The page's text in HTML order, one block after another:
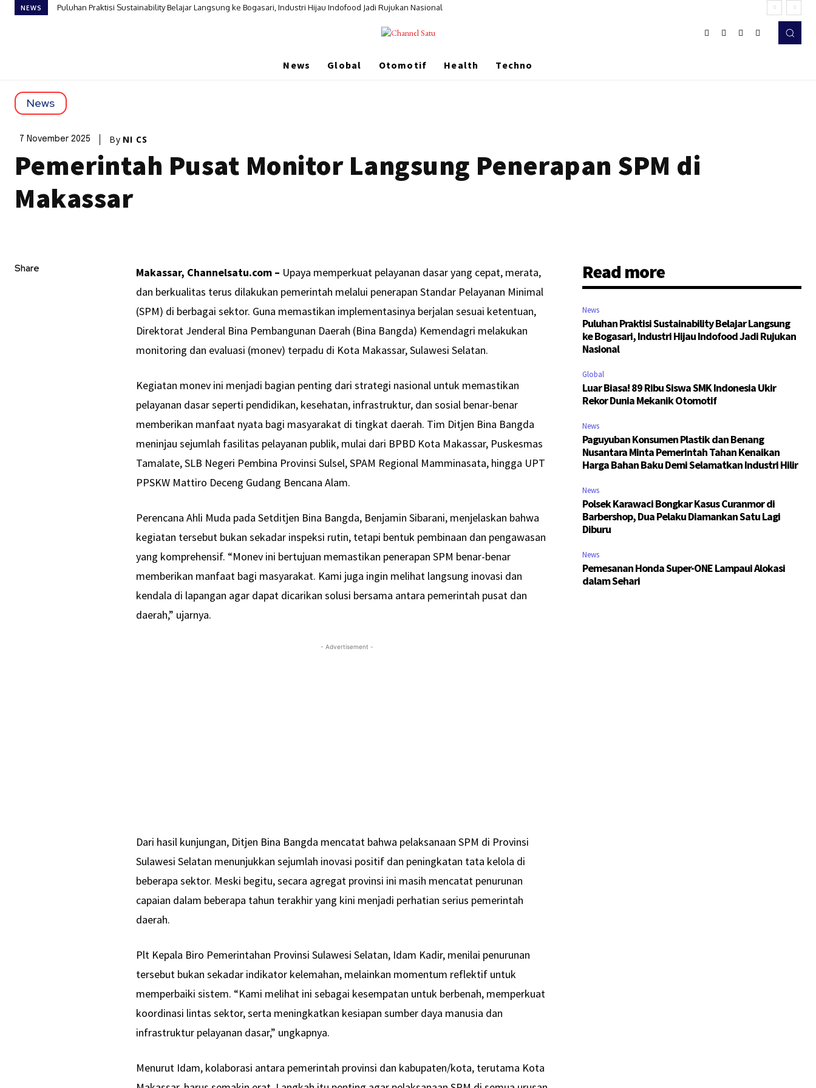
NEWS Puluhan Praktisi Sustainability Belajar Langsung ke Bogasari, Industri Hijau Indofood Jadi Rujukan Nasional
News Global Otomotif Health Techno
News
7 November 2025 By NI CS
Pemerintah Pusat Monitor Langsung Penerapan SPM di
Makassar
Share Makassar, Channelsatu.com – Upaya memperkuat pelayanan dasar yang cepat, merata,
dan berkualitas terus dilakukan pemerintah melalui penerapan Standar Pelayanan Minimal
(SPM) di berbagai sektor. Guna memastikan implementasinya berjalan sesuai ketentuan,
Direktorat Jenderal Bina Pembangunan Daerah (Bina Bangda) Kemendagri melakukan
monitoring dan evaluasi (monev) terpadu di Kota Makassar, Sulawesi Selatan.
Kegiatan monev ini menjadi bagian penting dari strategi nasional untuk memastikan
pelayanan dasar seperti pendidikan, kesehatan, infrastruktur, dan sosial benar-benar
memberikan manfaat nyata bagi masyarakat di tingkat daerah. Tim Ditjen Bina Bangda
meninjau sejumlah fasilitas pelayanan publik, mulai dari BPBD Kota Makassar, Puskesmas
Tamalate, SLB Negeri Pembina Provinsi Sulsel, SPAM Regional Mamminasata, hingga UPT
PPSKW Mattiro Deceng Gudang Bencana Alam.
Perencana Ahli Muda pada Setditjen Bina Bangda, Benjamin Sibarani, menjelaskan bahwa
kegiatan tersebut bukan sekadar inspeksi rutin, tetapi bentuk pembinaan dan pengawasan
yang komprehensif. “Monev ini bertujuan memastikan penerapan SPM benar-benar
memberikan manfaat bagi masyarakat. Kami juga ingin melihat langsung inovasi dan
kendala di lapangan agar dapat dicarikan solusi bersama antara pemerintah pusat dan
daerah,” ujarnya.
- Advertisement -
Dari hasil kunjungan, Ditjen Bina Bangda mencatat bahwa pelaksanaan SPM di Provinsi
Sulawesi Selatan menunjukkan sejumlah inovasi positif dan peningkatan tata kelola di
beberapa sektor. Meski begitu, secara agregat provinsi ini masih mencatat penurunan
capaian dalam beberapa tahun terakhir yang kini menjadi perhatian serius pemerintah
daerah.
Plt Kepala Biro Pemerintahan Provinsi Sulawesi Selatan, Idam Kadir, menilai penurunan
tersebut bukan sekadar indikator kelemahan, melainkan momentum reflektif untuk
memperbaiki sistem. “Kami melihat ini sebagai kesempatan untuk berbenah, memperkuat
koordinasi lintas sektor, serta meningkatkan kesiapan sumber daya manusia dan
infrastruktur pelayanan dasar,” ungkapnya.
Menurut Idam, kolaborasi antara pemerintah provinsi dan kabupaten/kota, terutama Kota
Read more
News
Puluhan Praktisi Sustainability Belajar Langsung
ke Bogasari, Industri Hijau Indofood Jadi Rujukan
Nasional
Global
Luar Biasa! 89 Ribu Siswa SMK Indonesia Ukir
Rekor Dunia Mekanik Otomotif
News
Paguyuban Konsumen Plastik dan Benang
Nusantara Minta Pemerintah Tahan Kenaikan
Harga Bahan Baku Demi Selamatkan Industri Hilir
News
Polsek Karawaci Bongkar Kasus Curanmor di
Barbershop, Dua Pelaku Diamankan Satu Lagi
Diburu
News
Pemesanan Honda Super-ONE Lampaui Alokasi
dalam Sehari